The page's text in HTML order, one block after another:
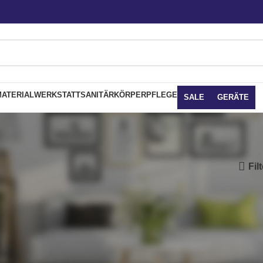
WERKSTATTSANITÄRKÖRPERPFLEGE SALE GERÄTE